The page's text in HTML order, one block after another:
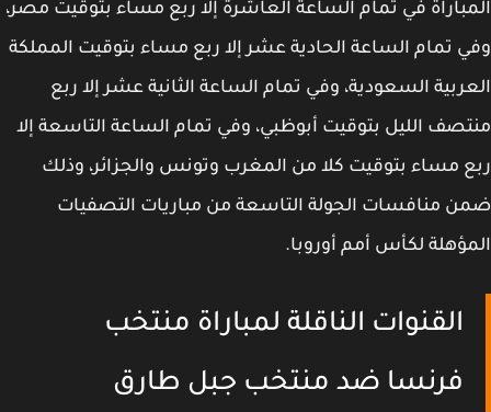
في تمام الساعة العاشرة إلا ربع مساء بتوقيت مصر،
تمام الساعة الحادية عشر إلا ربع مساء بتوقيت المملكة
السعودية، وفي تمام الساعة الثانية عشر إلا ربع
الليل بتوقيت أبوظبي، وفي تمام الساعة التاسعة إلا
مساء بتوقيت كلا من المغرب وتونس والجزائر، وذلك
منافسات الجولة التاسعة من مباريات التصفيات
لكأس أمم أوروبا.
القنوات الناقلة لمباراة منتخب
فرنسا ضد منتخب جبل طارق